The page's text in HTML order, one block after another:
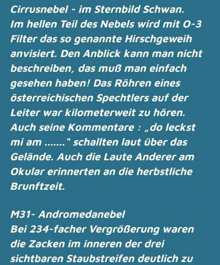
Cirrusnebel - im Sternbild Schwan.
Im hellen Teil des Nebels wird mit O-3
Filter das so genannte Hirschgeweih
anvisiert. DenAnblick kann man nicht
beschreiben, das muß man einfach
gesehen haben! Das Röhren eines
österreichischen Spechtlers auf der
Leiter war kilometerweit zu hören.
Auch seine Kommentare : „do leckst
mi am .......“ schallten laut über das
Gelände. Auch die Laute Anderer am
Okular erinnerten an die herbstliche
Brunftzeit.
M31- Andromedanebel
Bei 234-facher Vergrößerung waren
die Zacken im inneren der drei
sichtbaren Staubstreifen deutlich zu